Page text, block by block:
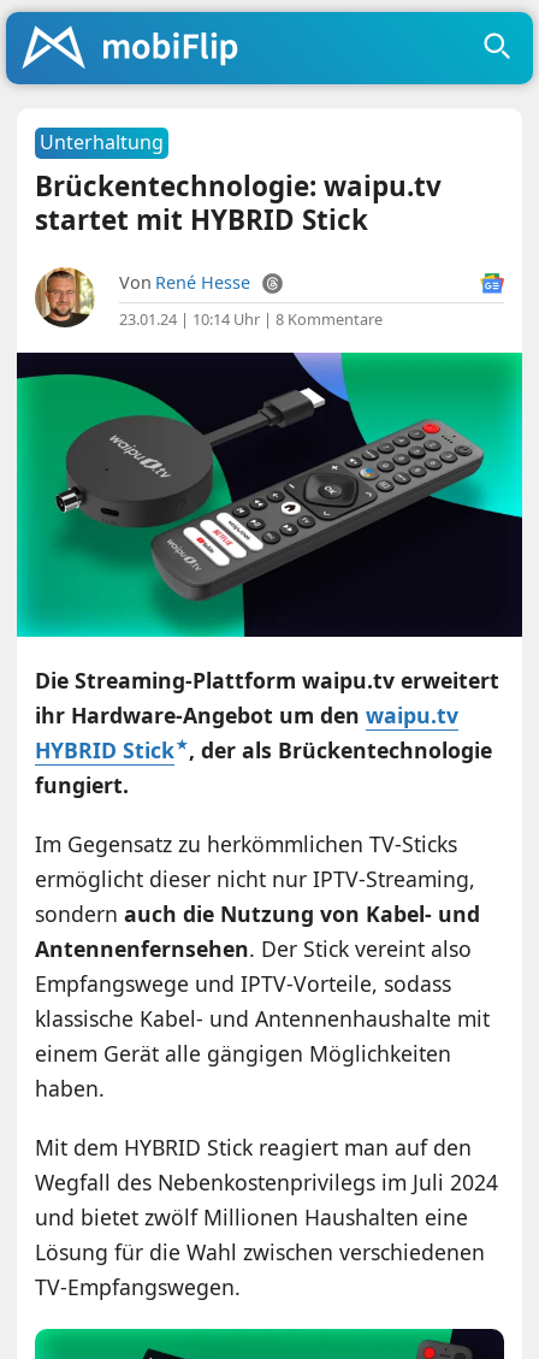
Unterhaltung
Brückentechnologie: waipu.tv
startet mit HYBRID Stick
Von René Hesse
23.01.24 | 10:14 Uhr |8 Kommentare
Die Streaming-Plattform waipu.tv erweitert
ihr Hardware-Angebot um denwaipu.tv
HYBRID Stick , der als Brückentechnologie
fungiert.
Im Gegensatz zu herkömmlichen TV-Sticks
ermöglicht dieser nicht nur IPTV-Streaming,
sondernauch die Nutzung von Kabel- und
Antennenfernsehen. Der Stick vereint also
Empfangswege und IPTV-Vorteile, sodass
klassische Kabel- und Antennenhaushalte mit
einem Gerät alle gängigen Möglichkeiten
haben.
Mit dem HYBRID Stick reagiert man auf den
Wegfall des Nebenkostenprivilegs im Juli 2024
und bietet zwölf Millionen Haushalten eine
Lösung für die Wahl zwischen verschiedenen
TV-Empfangswegen.